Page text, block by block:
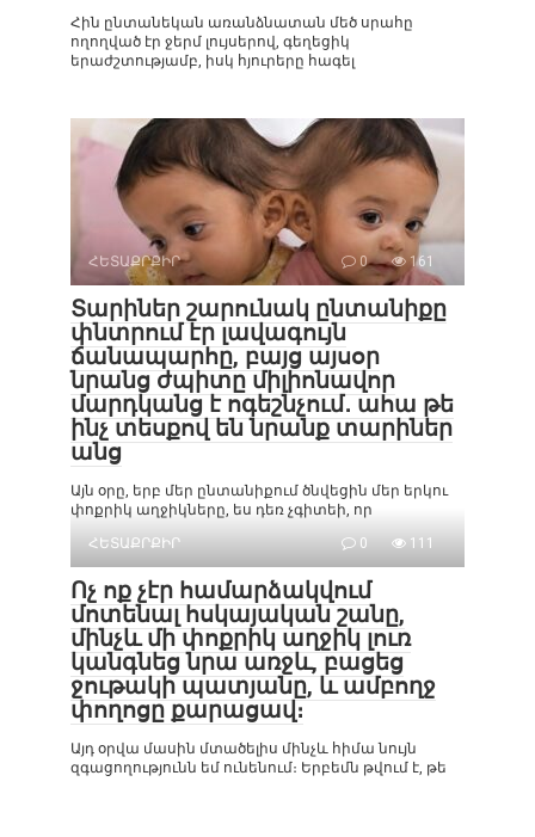
Հին ընտանեկան առանձնատան մեծ սրահը
ողողված էր ջերմ լույսերով, գեղեցիկ
երաժշտությամբ, իսկ հյուրերը հագել
ՀԵՏԱՔՐՔԻՐ 0 161
Տարիներ շարունակ ընտանիքը
փնտրում էր լավագույն
ճանապարհը, բայց այսօր
նրանց ժպիտը միլիոնավոր
մարդկանց է ոգեշնչում․ ահա թե
ինչ տեսքով են նրանք տարիներ
անց
Այն օրը, երբ մեր ընտանիքում ծնվեցին մեր երկու
փոքրիկ աղջիկները, ես դեռ չգիտեի, որ
ՀԵՏԱՔՐՔԻՐ
0 111
Ոչ ոք չէր համարձակվում
մոտենալ հսկայական շանը,
մինչև մի փոքրիկ աղջիկ լուռ
կանգնեց նրա առջև, բացեց
ջութակի պատյանը, և ամբողջ
փողոցը քարացավ։
Այդ օրվա մասին մտածելիս մինչև հիմա նույն
զգացողությունն եմ ունենում։ Երբեմն թվում է, թե